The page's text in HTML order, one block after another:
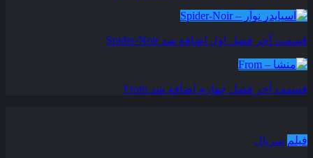
قسمت آخر فصل اول اضافه شد Spider-Noir
قسمت آخر فصل چهارم اضافه شد From
فیلم سریال